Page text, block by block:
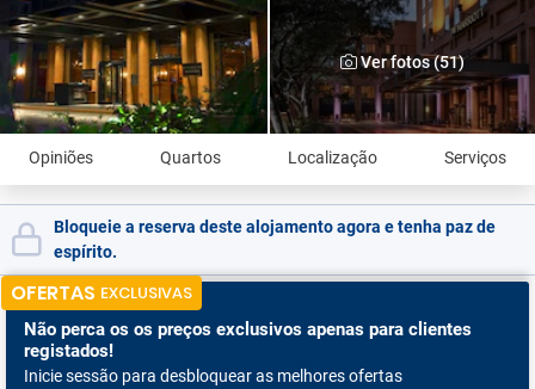
Ver fotos (51)
Opiniões Quartos Localização Serviços
Bloqueie a reserva deste alojamento agora e tenha paz de
espírito.
OFERTAS EXCLUSIVAS
Não perca os os preços exclusivos apenas para clientes
registados!
Inicie sessão para desbloquear as melhores ofertas